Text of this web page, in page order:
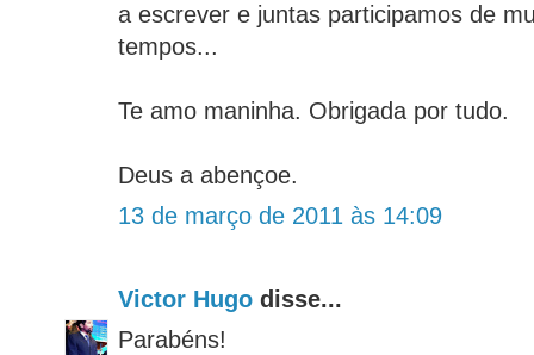
a escrever e juntas participamos de
tempos...
Te amo maninha. Obrigada por tudo.
Deus a abençoe.
13 de março de 2011 às 14:09
Victor Hugo disse...
Parabéns!